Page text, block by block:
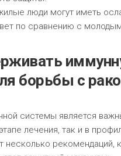
люди могут иметь
по сравнению с
борьбы с
системы является
лечения, так и в
несколько рекомендаций,